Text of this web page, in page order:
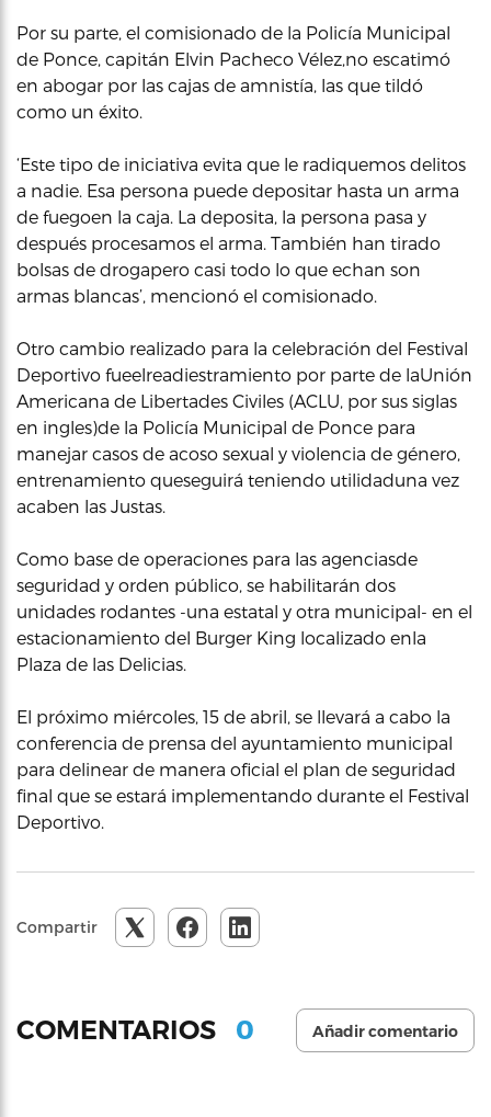
Por su parte, el comisionado de la Policía Municipal
de Ponce, capitán Elvin Pacheco Vélez,no escatimó
en abogar por las cajas de amnistía, las que tildó
como un éxito.
‘Este tipo de iniciativa evita que le radiquemos delitos
a nadie. Esa persona puede depositar hasta un arma
de fuegoen la caja. La deposita, la persona pasa y
después procesamos el arma. También han tirado
bolsas de drogapero casi todo lo que echan son
armas blancas’, mencionó el comisionado.
Otro cambio realizado para la celebración del Festival
Deportivo fueelreadiestramiento por parte de laUnión
Americana de Libertades Civiles (ACLU, por sus siglas
en ingles)de la Policía Municipal de Ponce para
manejar casos de acoso sexual y violencia de género,
entrenamiento queseguirá teniendo utilidaduna vez
acaben las Justas.
Como base de operaciones para las agenciasde
seguridad y orden público, se habilitarán dos
unidades rodantes -una estatal y otra municipal- en el
estacionamiento del Burger King localizado enla
Plaza de las Delicias.
El próximo miércoles, 15 de abril, se llevará a cabo la
conferencia de prensa del ayuntamiento municipal
para delinear de manera oficial el plan de seguridad
final que se estará implementando durante el Festival
Deportivo.
Compartir
COMENTARIOS 0 Añadir comentario